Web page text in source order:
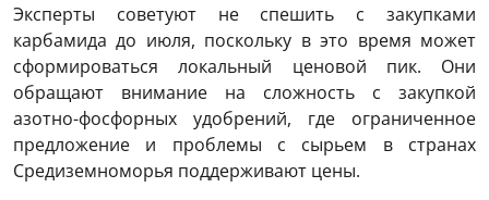
Эксперты советуют не спешить с закупками
карбамида до июля, поскольку в это время может
сформироваться локальный ценовой пик. Они
обращают внимание на сложность с закупкой
азотно-фосфорных удобрений, где ограниченное
предложение и проблемы с сырьем в странах
Средиземноморья поддерживают цены.